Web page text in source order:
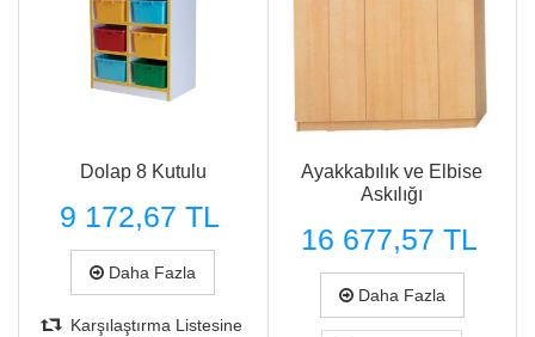
Dolap 8 Kutulu
9 172,67 TL
Daha Fazla
Karşılaştırma Listesine
Ayakkabılık ve Elbise
Askılığı
16 677,57 TL
Daha Fazla